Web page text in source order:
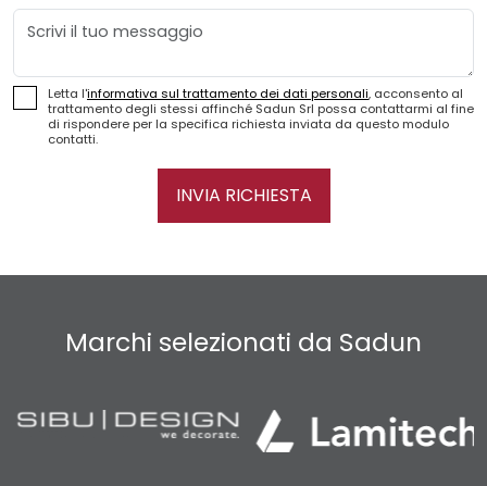
Messaggio
Letta l'informativa sul trattamento dei dati personali, acconsento al
trattamento degli stessi affinché Sadun Srl possa contattarmi al fine
di rispondere per la specifica richiesta inviata da questo modulo
contatti.
INVIA RICHIESTA
Marchi selezionati da Sadun